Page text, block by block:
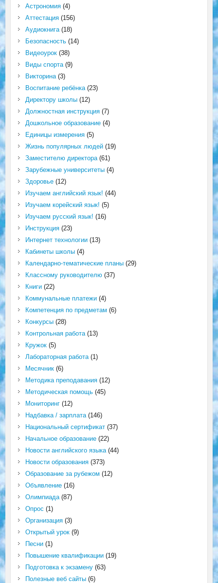
Астрономия(4)
Аттестация(156)
Аудиокнига(18)
Безопасность(14)
Видеоурок(38)
Виды спорта(9)
Викторина(3)
Воспитание ребёнка(23)
Директору школы(12)
Должностная инструкция(7)
Дошкольное образование(4)
Единицы измерения(5)
Жизнь популярных людей(19)
Заместителю директора(61)
Зарубежные университеты(4)
Здоровье(12)
Изучаем английский язык! (44)
Изучаем корейский язык! (5)
Изучаем русский язык! (16)
Инструкция(23)
Интернет технологии(13)
Кабинеты школы(4)
Календарно-тематические планы(29)
Классному руководителю(37)
Книги(22)
Коммунальные платежи(4)
Компетенция по предметам (6)
Конкурсы(28)
Контрольная работа(13)
Кружок(5)
Лабораторная работа(1)
Месячник(6)
Методика преподавания(12)
Методическая помощь(45)
Мониторинг(12)
Надбавка / зарплата(146)
Национальный сертификат(37)
Начальное образование(22)
Новости английского языка(44)
Новости образования(373)
Образование за рубежом (12)
Объявление(16)
Олимпиада(87)
Опрос (1)
Организация(3)
Открытый урок(9)
Песни(1)
Повышение квалификации(19)
Подготовка к экзамену(63)
Полезные веб сайты(6)